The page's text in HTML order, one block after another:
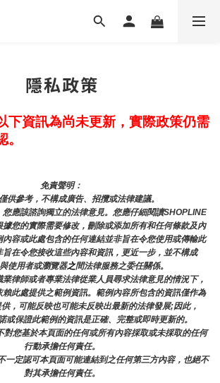
隱私政策
下資訊為尚未更新，實際政策仍需
免責聲明：
供參考，不構成廣告、招攬或法律建議。
應該諮詢獨立的法律意見。您應仔細閱讀SHOPLINE
您的實際需要修改，刪除或添加所有和任何條款及內
容或此處包含的任何連結並非旨在令您使用或傳輸此
旨在令您接收這些內容和資訊，更近一步，並不構成
使用者或瀏覽器之間法律服務之委任關係。
律師或者專業法律從業人員尋求法律意見的情況下，
此處提供之範例資訊。範例內容所包含的資訊僅作為
，可能反映也可能未反映出最新的法律發展;因此，
或保證此範例的資訊是正確、完整或即時更新的。
對您基於本頁面的任何或所有內容採取或未採取的任何
行動承擔任何責任。
一定認可本頁面可能連結到之任何第三方內容，也絕不
對其承擔任何責任。